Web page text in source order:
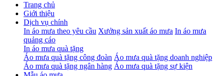
Trang chủ
Giới thiệu
Dịch vụ chính
In áo mưa theo yêu cầu Xưởng sản xuất áo mưa In áo mưa
quảng cáo
In áo mưa quà tặng
Áo mưa quà tặng công đoàn Áo mưa quà tặng doanh nghiệp
Áo mưa quà tặng ngân hàng Áo mưa quà tặng sự kiện